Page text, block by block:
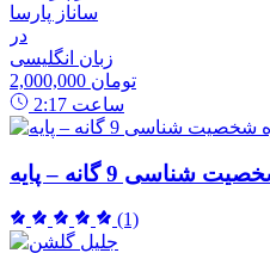
ساناز پارسا
در
زبان انگلیسی
2,000,000 تومان
2:17 ساعت
9 گانه – پایه
(1)